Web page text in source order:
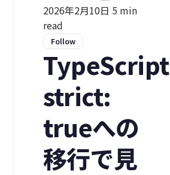
2026年2月10日 5 min
read
Follow
TypeScript
strict:
trueへの
移行で見